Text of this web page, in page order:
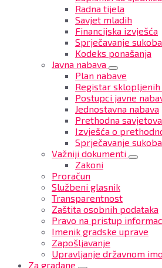
Radna tijela
Savjet mladih
Financijska izvješća
Sprječavanje
Kodeks ponašanja
Javna nabava
Plan nabave
Registar sklopljenih
Postupci javne
Jednostavna nabava
Prethodna
Izvješća o
Sprječavanje
Važniji dokumenti
Zakoni
Proračun
Službeni glasnik
Transparentnost
Zaštita osobnih podataka
Pravo na pristup
Imenik gradske uprave
Zapošljavanje
Upravljanje državnom
Za građane